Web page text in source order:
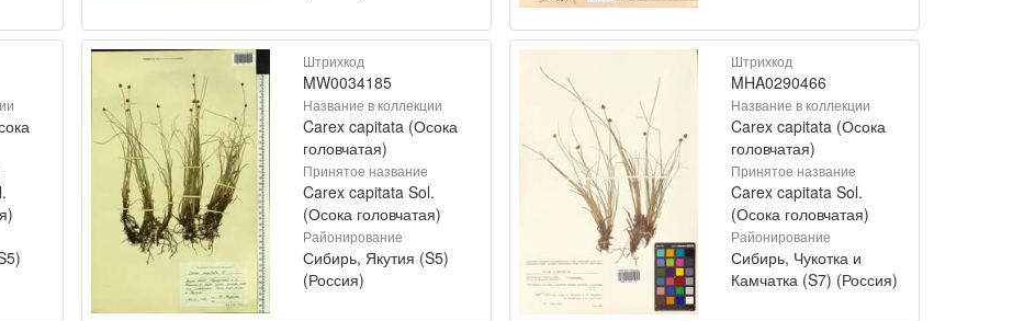
Штрихкод
MW0034185
Название в коллекции
Carex capitata (Осока
головчатая)
Принятое название
Carex capitata Sol.
(Осока головчатая)
Районирование
Сибирь, Якутия (S5)
(Россия)
Штрихкод
MHA0290466
Название в коллекции
Carex capitata (Осока
головчатая)
Принятое название
Carex capitata Sol.
(Осока головчатая)
Районирование
Сибирь, Чукотка и
Камчатка (S7) (Россия)